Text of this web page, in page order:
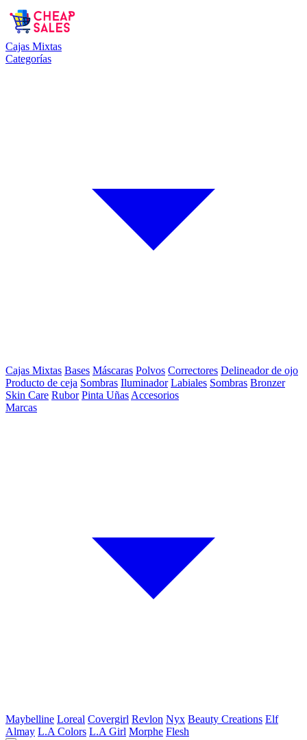
Cajas Mixtas
Categorías
Cajas Mixtas Bases Máscaras Polvos Correctores Delineador de ojo
Producto de ceja Sombras Iluminador Labiales Sombras Bronzer
Skin Care Rubor Pinta Uñas Accesorios
Marcas
Maybelline Loreal Covergirl Revlon Nyx Beauty Creations Elf
Almay L.A Colors L.A Girl Morphe Flesh